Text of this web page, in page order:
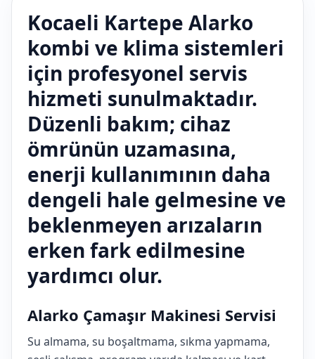
Kocaeli Kartepe Alarko
kombi ve klima sistemleri
için profesyonel servis
hizmeti sunulmaktadır.
Düzenli bakım; cihaz
ömrünün uzamasına,
enerji kullanımının daha
dengeli hale gelmesine ve
beklenmeyen arızaların
erken fark edilmesine
yardımcı olur.
Alarko Çamaşır Makinesi Servisi
Su almama, su boşaltmama, sıkma yapmama,